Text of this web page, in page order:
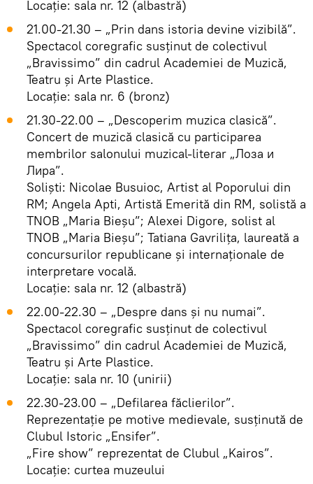
Locație: sala nr. 12 (albastră)
21.00-21.30 – „Prin dans istoria devine vizibilă”.
Spectacol coregrafic susținut de colectivul
„Bravissimo” din cadrul Academiei de Muzică,
Teatru și Arte Plastice.
Locație: sala nr. 6 (bronz)
21.30-22.00 – „Descoperim muzica clasică”.
Concert de muzică clasică cu participarea
membrilor salonului muzical-literar „Лоза и
Лира”.
Soliști: Nicolae Busuioc, Artist al Poporului din
RM; Angela Apti, Artistă Emerită din RM, solistă a
TNOB „Maria Bieșu”; Alexei Digore, solist al
TNOB „Maria Bieșu”; Tatiana Gavrilița, laureată a
concursurilor republicane și internaționale de
interpretare vocală.
Locație: sala nr. 12 (albastră)
22.00-22.30 – „Despre dans și nu numai”.
Spectacol coregrafic susținut de colectivul
„Bravissimo” din cadrul Academiei de Muzică,
Teatru și Arte Plastice.
Locație: sala nr. 10 (unirii)
22.30-23.00 – „Defilarea făclierilor”.
Reprezentație pe motive medievale, susținută de
Clubul Istoric „Ensifer”.
„Fire show” reprezentat de Clubul „Kairos”.
Locație: curtea muzeului